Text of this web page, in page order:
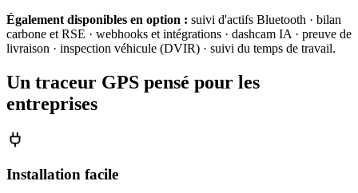
Également disponibles en option : suivi d'actifs Bluetooth · bilan
carbone et RSE · webhooks et intégrations · dashcam IA · preuve de
livraison · inspection véhicule (DVIR) · suivi du temps de travail.
Un traceur GPS pensé pour les
entreprises
Installation facile